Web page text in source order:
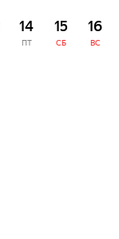
14
ПТ
15
СБ
16
ВС